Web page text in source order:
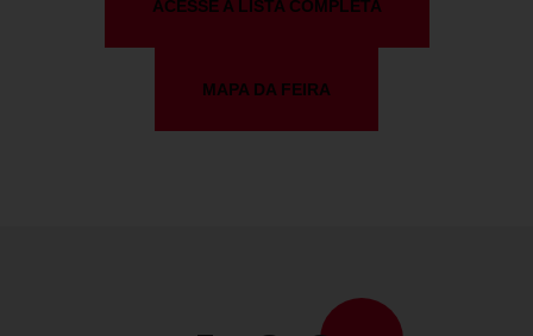
ACESSE A LISTA COMPLETA
MAPA DA FEIRA